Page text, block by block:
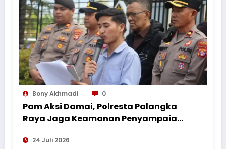
Bony Akhmadi 0
Pam Aksi Damai, Polresta Palangka
Raya Jaga Keamanan Penyampaian
Aspirasi Perkumpulan Pemuda
Nusantara
24 Juli 2026